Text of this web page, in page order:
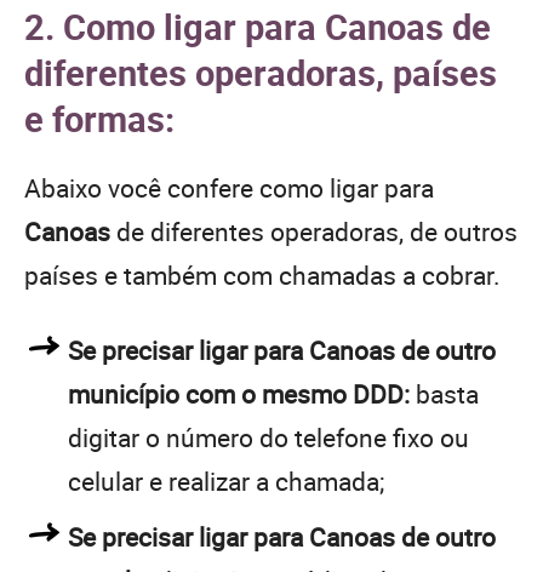
2. Como ligar para Canoas de
diferentes operadoras, países
e formas:
Abaixo você confere como ligar para
Canoas de diferentes operadoras, de outros
países e também com chamadas a cobrar.
Se precisar ligar para Canoas de outro
município com o mesmo DDD: basta
digitar o número do telefone fixo ou
celular e realizar a chamada;
Se precisar ligar para Canoas de outro